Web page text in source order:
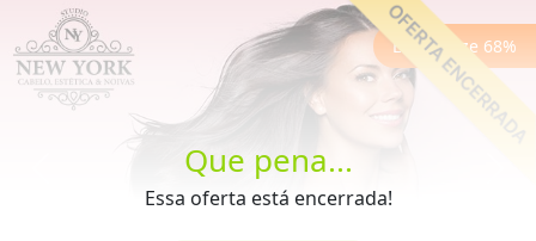
Que pena...
Essa oferta está encerrada!
Economize 68%